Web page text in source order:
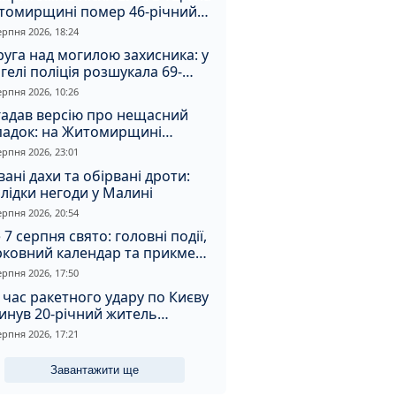
помер 46-річний
2026, 18:24
над могилою захисника: у
поліція розшукала 69-
зловмисника
2026, 10:26
версію про нещасний
на Житомирщині
чоловіка за вбивство
2026, 23:01
дахи та обірвані дроти:
негоди у Малині
2026, 20:54
серпня свято: головні події,
календар та прикмети
2026, 17:50
час ракетного удару по Києву
20-річний житель
2026, 17:21
Завантажити ще